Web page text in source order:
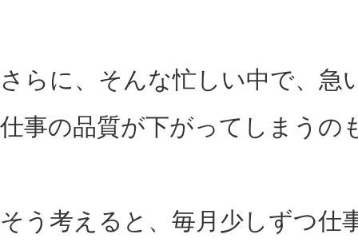
さらに、そんな忙しい中で、急
仕事の品質が下がってしまうの
そう考えると、毎月少しずつ仕